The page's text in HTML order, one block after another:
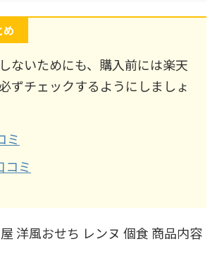
め
ないためにも、購入前には楽天
ずチェックするようにしましょ
ミ
コミ
洋風おせち レンヌ 個食 商品内容